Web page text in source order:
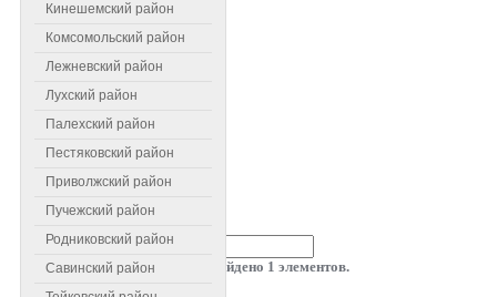
Кинешемский район
Комсомольский район
Лежневский район
Лухский район
Палехский район
Пестяковский район
Приволжский район
Пучежский район
Родниковский район
Савинский район
Поиск Результаты поиска: найдено 1 элементов.